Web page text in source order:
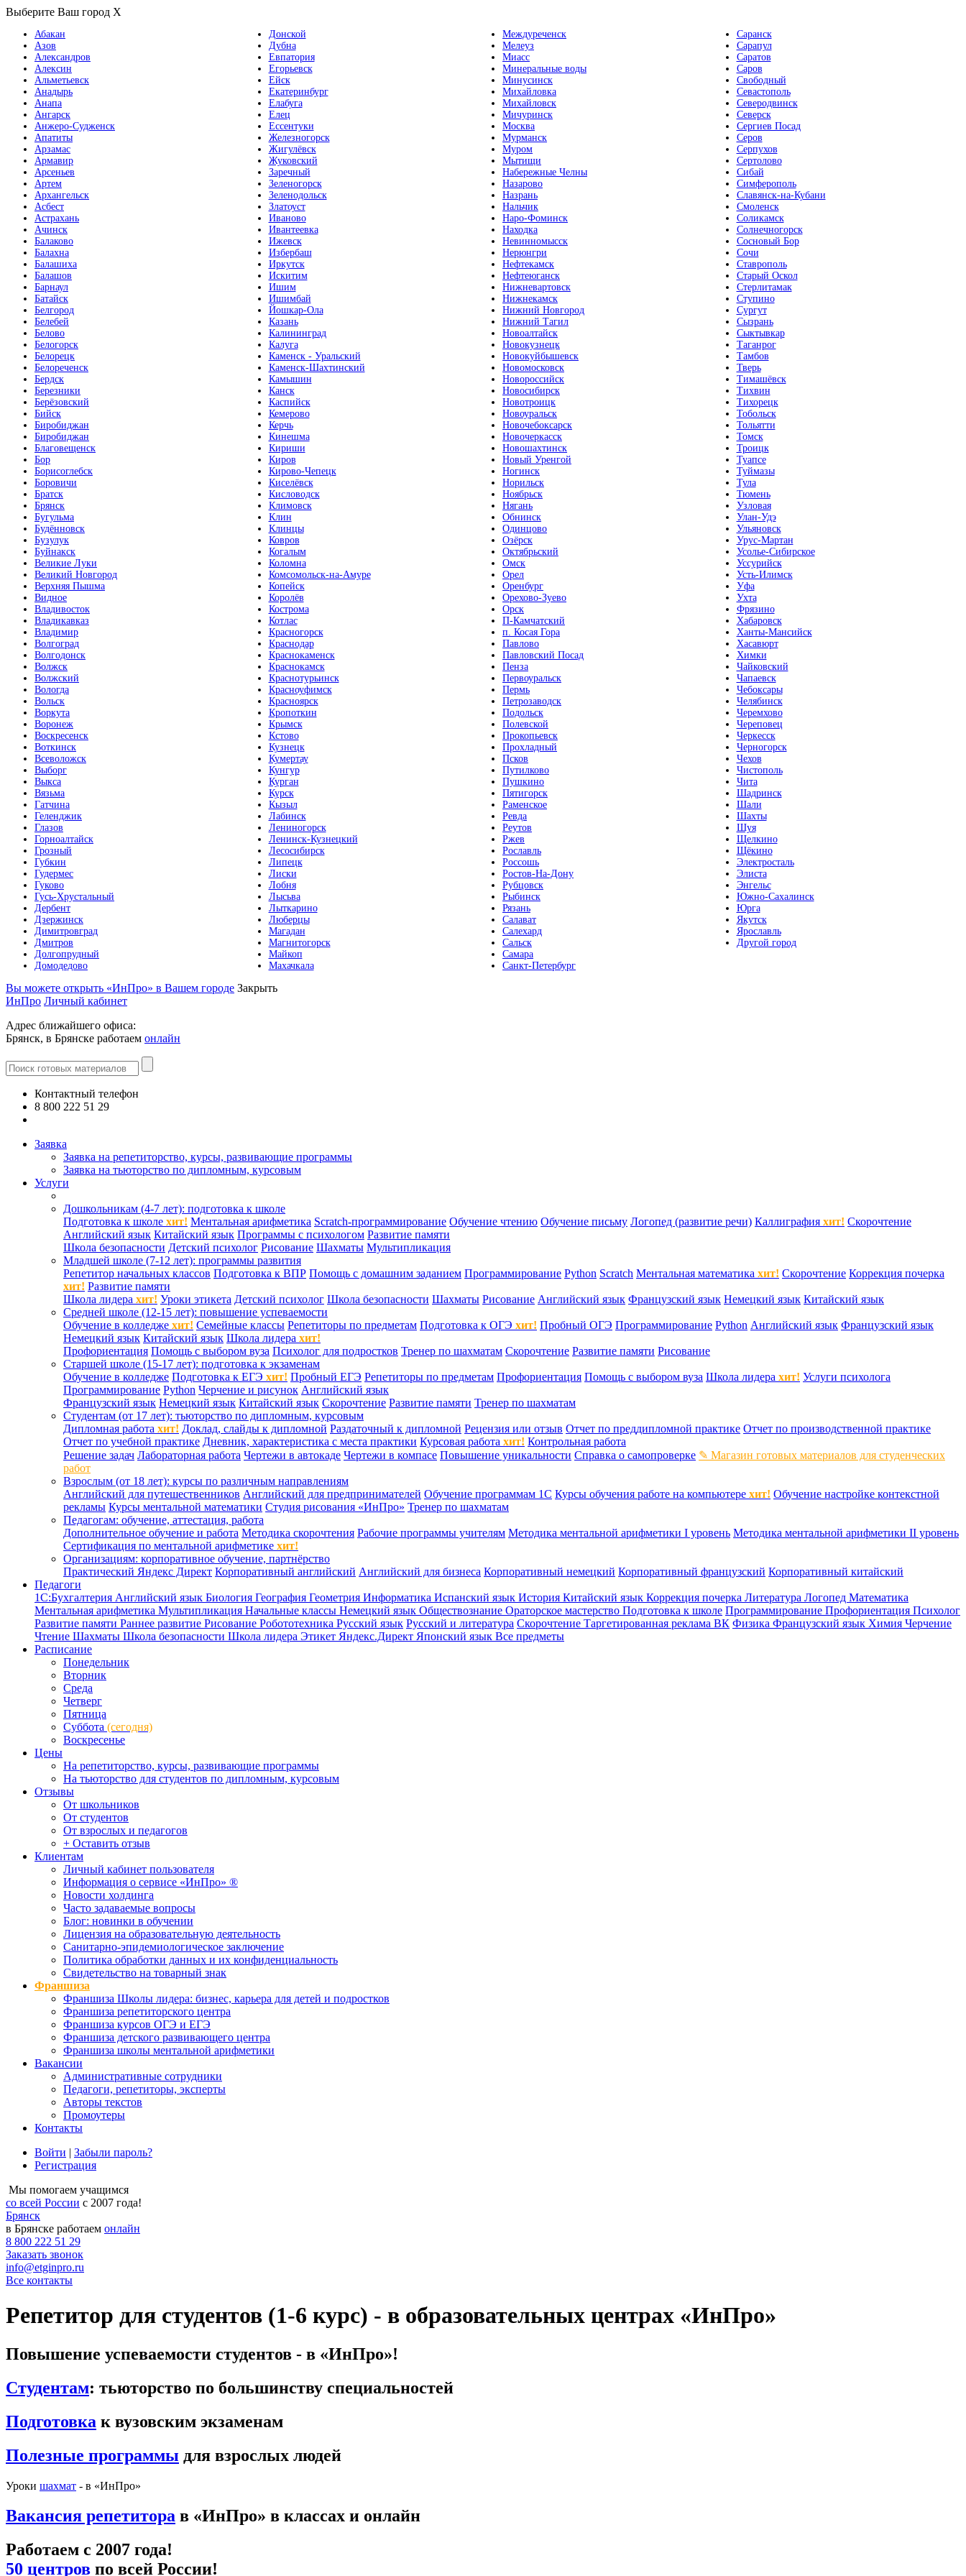
Выберите Ваш город X
Абакан
Азов
Александров
Алексин
Альметьевск
Анадырь
Анапа
Ангарск
Анжеро-Судженск
Апатиты
Арзамас
Армавир
Арсеньев
Артем
Архангельск
Асбест
Астрахань
Ачинск
Балаково
Балахна
Балашиха
Балашов
Барнаул
Батайск
Белгород
Белебей
Белово
Белогорск
Белорецк
Белореченск
Бердск
Березники
Берёзовский
Бийск
Биробиджан
Биробиджан
Благовещенск
Бор
Борисоглебск
Боровичи
Братск
Брянск
Бугульма
Будённовск
Бузулук
Буйнакск
Великие Луки
Великий Новгород
Верхняя Пышма
Видное
Владивосток
Владикавказ
Владимир
Волгоград
Волгодонск
Волжск
Волжский
Вологда
Вольск
Воркута
Воронеж
Воскресенск
Воткинск
Всеволожск
Выборг
Выкса
Вязьма
Гатчина
Геленджик
Глазов
Горноалтайск
Грозный
Губкин
Гудермес
Гуково
Гусь-Хрустальный
Дербент
Дзержинск
Димитровград
Дмитров
Долгопрудный
Домодедово
Донской
Дубна
Евпатория
Егорьевск
Ейск
Екатеринбург
Елабуга
Елец
Ессентуки
Железногорск
Жигулёвск
Жуковский
Заречный
Зеленогорск
Зеленодольск
Златоуст
Иваново
Ивантеевка
Ижевск
Избербаш
Иркутск
Искитим
Ишим
Ишимбай
Йошкар-Ола
Казань
Калининград
Калуга
Каменск - Уральский
Каменск-Шахтинский
Камышин
Канск
Каспийск
Кемерово
Керчь
Кинешма
Кириши
Киров
Кирово-Чепецк
Киселёвск
Кисловодск
Климовск
Клин
Клинцы
Ковров
Когалым
Коломна
Комсомольск-на-Амуре
Копейск
Королёв
Кострома
Котлас
Красногорск
Краснодар
Краснокаменск
Краснокамск
Краснотурьинск
Красноуфимск
Красноярск
Кропоткин
Крымск
Кстово
Кузнецк
Кумертау
Кунгур
Курган
Курск
Кызыл
Лабинск
Лениногорск
Ленинск-Кузнецкий
Лесосибирск
Липецк
Лиски
Лобня
Лысьва
Лыткарино
Люберцы
Магадан
Магнитогорск
Майкоп
Махачкала
Междуреченск
Мелеуз
Миасс
Минеральные воды
Минусинск
Михайловка
Михайловск
Мичуринск
Москва
Мурманск
Муром
Мытищи
Набережные Челны
Назарово
Назрань
Нальчик
Наро-Фоминск
Находка
Невинномысск
Нерюнгри
Нефтекамск
Нефтеюганск
Нижневартовск
Нижнекамск
Нижний Новгород
Нижний Тагил
Новоалтайск
Новокузнецк
Новокуйбышевск
Новомосковск
Новороссийск
Новосибирск
Новотроицк
Новоуральск
Новочебоксарск
Новочеркасск
Новошахтинск
Новый Уренгой
Ногинск
Норильск
Ноябрьск
Нягань
Обнинск
Одинцово
Озёрск
Октябрьский
Омск
Орел
Оренбург
Орехово-Зуево
Орск
П-Камчатский
п. Косая Гора
Павлово
Павловский Посад
Пенза
Первоуральск
Пермь
Петрозаводск
Подольск
Полевской
Прокопьевск
Прохладный
Псков
Путилково
Пушкино
Пятигорск
Раменское
Ревда
Реутов
Ржев
Рославль
Россошь
Ростов-На-Дону
Рубцовск
Рыбинск
Рязань
Салават
Салехард
Сальск
Самара
Санкт-Петербург
Саранск
Сарапул
Саратов
Саров
Свободный
Севастополь
Северодвинск
Северск
Сергиев Посад
Серов
Серпухов
Сертолово
Сибай
Симферополь
Славянск-на-Кубани
Смоленск
Соликамск
Солнечногорск
Сосновый Бор
Сочи
Ставрополь
Старый Оскол
Стерлитамак
Ступино
Сургут
Сызрань
Сыктывкар
Таганрог
Тамбов
Тверь
Тимашёвск
Тихвин
Тихорецк
Тобольск
Тольятти
Томск
Троицк
Туапсе
Туймазы
Тула
Тюмень
Узловая
Улан-Удэ
Ульяновск
Урус-Мартан
Усолье-Сибирское
Уссурийск
Усть-Илимск
Уфа
Ухта
Фрязино
Хабаровск
Ханты-Мансийск
Хасавюрт
Химки
Чайковский
Чапаевск
Чебоксары
Челябинск
Черемхово
Череповец
Черкесск
Черногорск
Чехов
Чистополь
Чита
Шадринск
Шали
Шахты
Шуя
Щелкино
Щёкино
Электросталь
Элиста
Энгельс
Южно-Сахалинск
Юрга
Якутск
Ярославль
Другой город
Вы можете открыть «ИнПро» в Вашем городе Закрыть
ИнПро Личный кабинет
Адрес ближайшего офиса:
Брянск, в Брянске работаем онлайн
Контактный телефон
8 800 222 51 29
Заявка
Заявка на репетиторство, курсы, развивающие программы
Заявка на тьюторство по дипломным, курсовым
Услуги
Дошкольникам (4-7 лет): подготовка к школе
Подготовка к школе хит! Ментальная арифметика Scratch-программирование Обучение чтению Обучение письму Логопед (развитие речи) Каллиграфия хит! Скорочтение
Английский язык Китайский язык Программы с психологом Развитие памяти
Школа безопасности Детский психолог Рисование Шахматы Мультипликация
Младшей школе (7-12 лет): программы развития
Репетитор начальных классов Подготовка к ВПР Помощь с домашним заданием Программирование Python Scratch Ментальная математика хит! Скорочтение Коррекция почерка
хит! Развитие памяти
Школа лидера хит! Уроки этикета Детский психолог Школа безопасности Шахматы Рисование Английский язык Французский язык Немецкий язык Китайский язык
Средней школе (12-15 лет): повышение успеваемости
Обучение в колледже хит! Семейные классы Репетиторы по предметам Подготовка к ОГЭ хит! Пробный ОГЭ Программирование Python Английский язык Французский язык
Немецкий язык Китайский язык Школа лидера хит!
Профориентация Помощь с выбором вуза Психолог для подростков Тренер по шахматам Скорочтение Развитие памяти Рисование
Старшей школе (15-17 лет): подготовка к экзаменам
Обучение в колледже Подготовка к ЕГЭ хит! Пробный ЕГЭ Репетиторы по предметам Профориентация Помощь с выбором вуза Школа лидера хит! Услуги психолога
Программирование Python Черчение и рисунок Английский язык
Французский язык Немецкий язык Китайский язык Скорочтение Развитие памяти Тренер по шахматам
Студентам (от 17 лет): тьюторство по дипломным, курсовым
Дипломная работа хит! Доклад, слайды к дипломной Раздаточный к дипломной Рецензия или отзыв Отчет по преддипломной практике Отчет по производственной практике
Отчет по учебной практике Дневник, характеристика с места практики Курсовая работа хит! Контрольная работа
Решение задач Лабораторная работа Чертежи в автокаде Чертежи в компасе Повышение уникальности Справка о самопроверке ✎ Магазин готовых материалов для студенческих
работ
Взрослым (от 18 лет): курсы по различным направлениям
Английский для путешественников Английский для предпринимателей Обучение программам 1С Курсы обучения работе на компьютере хит! Обучение настройке контекстной
рекламы Курсы ментальной математики Студия рисования «ИнПро» Тренер по шахматам
Педагогам: обучение, аттестация, работа
Дополнительное обучение и работа Методика скорочтения Рабочие программы учителям Методика ментальной арифметики I уровень Методика ментальной арифметики II уровень
Сертификация по ментальной арифметике хит!
Организациям: корпоративное обучение, партнёрство
Практический Яндекс Директ Корпоративный английский Английский для бизнеса Корпоративный немецкий Корпоративный французский Корпоративный китайский
Педагоги
1С:Бухгалтерия Английский язык Биология География Геометрия Информатика Испанский язык История Китайский язык Коррекция почерка Литература Логопед Математика
Ментальная арифметика Мультипликация Начальные классы Немецкий язык Обществознание Ораторское мастерство Подготовка к школе Программирование Профориентация Психолог
Развитие памяти Раннее развитие Рисование Робототехника Русский язык Русский и литература Скорочтение Таргетированная реклама ВК Физика Французский язык Химия Черчение
Чтение Шахматы Школа безопасности Школа лидера Этикет Яндекс.Директ Японский язык Все предметы
Расписание
Понедельник
Вторник
Среда
Четверг
Пятница
Суббота (сегодня)
Воскресенье
Цены
На репетиторство, курсы, развивающие программы
На тьюторство для студентов по дипломным, курсовым
Отзывы
От школьников
От студентов
От взрослых и педагогов
+ Оставить отзыв
Клиентам
Личный кабинет пользователя
Информация о сервисе «ИнПро» ®
Новости холдинга
Часто задаваемые вопросы
Блог: новинки в обучении
Лицензия на образовательную деятельность
Санитарно-эпидемиологическое заключение
Политика обработки данных и их конфиденциальность
Свидетельство на товарный знак
Франшиза
Франшиза Школы лидера: бизнес, карьера для детей и подростков
Франшиза репетиторского центра
Франшиза курсов ОГЭ и ЕГЭ
Франшиза детского развивающего центра
Франшиза школы ментальной арифметики
Вакансии
Административные сотрудники
Педагоги, репетиторы, эксперты
Авторы текстов
Промоутеры
Контакты
Войти | Забыли пароль?
Регистрация
Мы помогаем учащимся
со всей России с 2007 года!
Брянск
в Брянске работаем онлайн
8 800 222 51 29
Заказать звонок
info@etginpro.ru
Все контакты
Репетитор для студентов (1-6 курс) - в образовательных центрах «ИнПро»
Повышение успеваемости студентов - в «ИнПро»!
Студентам: тьюторство по большинству специальностей
Подготовка к вузовским экзаменам
Полезные программы для взрослых людей
Уроки шахмат - в «ИнПро»
Вакансия репетитора в «ИнПро» в классах и онлайн
Работаем с 2007 года!
50 центров по всей России!